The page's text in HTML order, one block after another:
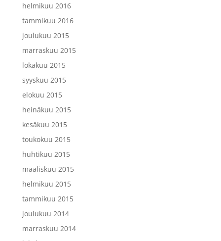
helmikuu 2016
tammikuu 2016
joulukuu 2015
marraskuu 2015
lokakuu 2015
syyskuu 2015
elokuu 2015
heinäkuu 2015
kesäkuu 2015
toukokuu 2015
huhtikuu 2015
maaliskuu 2015
helmikuu 2015
tammikuu 2015
joulukuu 2014
marraskuu 2014